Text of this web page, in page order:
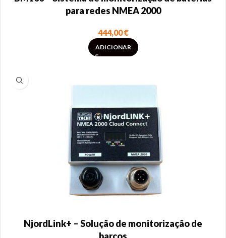
para redes NMEA 2000
444,00€
ADICIONAR
NjordLink+ – Solução de monitorização de